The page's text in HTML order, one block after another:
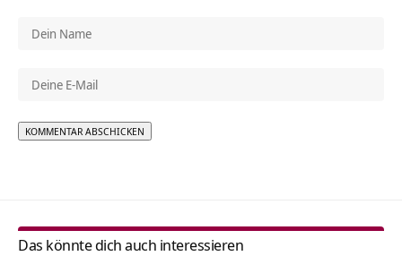
Das könnte dich auch interessieren